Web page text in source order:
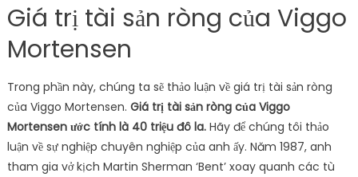
Giá trị tài sản ròng của Viggo
Mortensen
Trong phần này, chúng ta sẽ thảo luận về giá trị tài sản ròng
của Viggo Mortensen. Giá trị tài sản ròng của Viggo
Mortensen ước tính là 40 triệu đô la. Hãy để chúng tôi thảo
luận về sự nghiệp chuyên nghiệp của anh ấy. Năm 1987, anh
tham gia vở kịch Martin Sherman ‘Bent’ xoay quanh các tù